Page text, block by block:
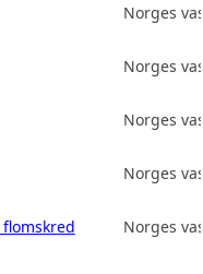
Norges
Norges
Norges
Norges
Norges